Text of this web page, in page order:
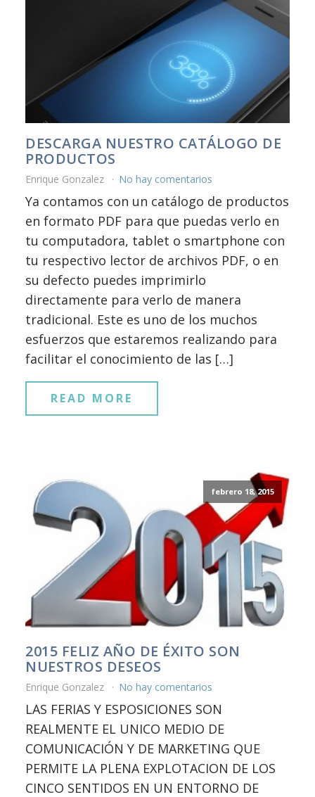
DESCARGA NUESTRO CATÁLOGO DE
PRODUCTOS
Enrique Gonzalez No hay comentarios
Ya contamos con un catálogo de productos
en formato PDF para que puedas verlo en
tu computadora, tablet o smartphone con
tu respectivo lector de archivos PDF, o en
su defecto puedes imprimirlo
directamente para verlo de manera
tradicional. Este es uno de los muchos
esfuerzos que estaremos realizando para
facilitar el conocimiento de las […]
READ MORE
febrero 18, 2015
2015 FELIZ AÑO DE ÉXITO SON
NUESTROS DESEOS
Enrique Gonzalez No hay comentarios
LAS FERIAS Y ESPOSICIONES SON
REALMENTE EL UNICO MEDIO DE
COMUNICACIÓN Y DE MARKETING QUE
PERMITE LA PLENA EXPLOTACION DE LOS
CINCO SENTIDOS EN UN ENTORNO DE